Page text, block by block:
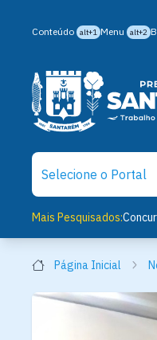
Conteúdo alt+1 Menu alt+2
Mais Pesquisados:
Página Inicial